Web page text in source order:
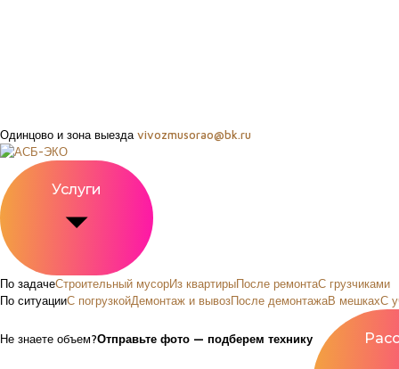
Одинцово и зона выезда vivozmusorao@bk.ru
По задачеСтроительный мусорИз квартирыПосле ремонтаС грузчиками
По ситуацииС погрузкойДемонтаж и вывозПосле демонтажаВ мешкахС
Не знаете объем?Отправьте фото — подберем технику